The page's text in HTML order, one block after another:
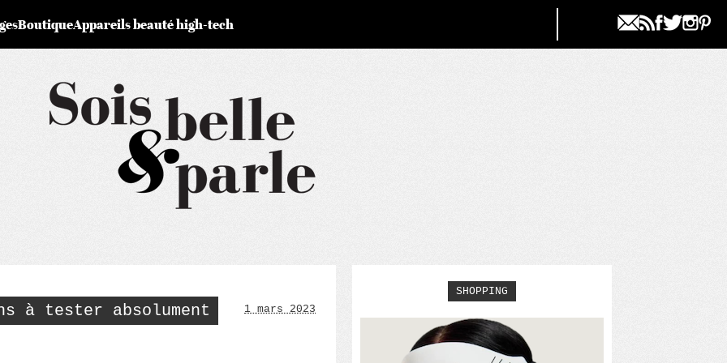
BoutiqueAppareils beauté high-tech
à tester absolument
1 mars 2023
SHOPPING